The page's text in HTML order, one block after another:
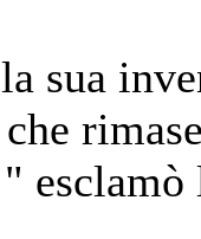
sua
esclamò